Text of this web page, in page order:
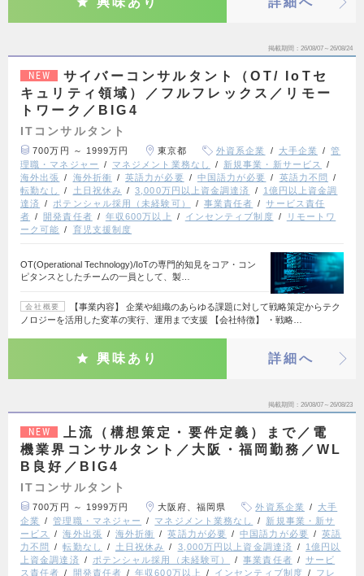
掲載期間 26/08/07～26/08/24
NEW
サイバーコンサルタント（OT/ IoTセ
キュリティ領域）／フルフレックス／リモー
トワーク／BIG4
ITコンサルタント
700万円 ～ 1999万円 東京都 外資系企業 大手企業
管
理職・マネジャー
マネジメント業務なし
新規事業・新サービス
海外出張
海外折衝 英語力が必要 中国語力が必要
英語力不問
転勤なし
土日祝休み 3,000万円以上資金調達済
1億円以上資金調
達済
ポテンシャル採用（未経験可） 事業責任者
サービス責任
者
開発責任者 年収600万以上 インセンティブ制度
リモートワ
ーク可能
育児支援制度
OT(Operational Technology)/IoTの専門的知見をコア・コン
ピタンスとしたチームの一員として、製…
会社概要
【事業内容】 企業や組織のあらゆる課題に対して戦略策定からテク
ノロジーを活用した変革の実行、運用まで支援 【会社特徴】 ・戦略…
興味あり 詳細へ
掲載期間 26/08/07～26/08/23
NEW
上流（構想策定・要件定義）まで／電
機業界コンサルタント／大阪・福岡勤務／WL
B良好／BIG4
ITコンサルタント
700万円 ～ 1999万円 大阪府、福岡県 外資系企業
大手
企業
管理職・マネジャー マネジメント業務なし
新規事業・新サ
ービス
海外出張 海外折衝 英語力が必要 中国語力が必要
英語
力不問
転勤なし 土日祝休み 3,000万円以上資金調達済
1億円以
上資金調達済
ポテンシャル採用（未経験可） 事業責任者
サービ
ス責任者
開発責任者 年収600万以上 インセンティブ制度 フレ